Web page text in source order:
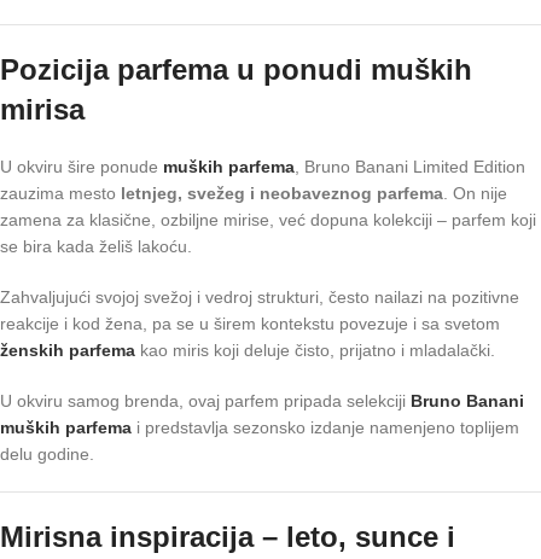
Pozicija parfema u ponudi muških
mirisa
U okviru šire ponude muških parfema , Bruno Banani Limited Edition
zauzima mesto letnjeg, svežeg i neobaveznog parfema . On nije
zamena za klasične, ozbiljne mirise, već dopuna kolekciji – parfem koji
se bira kada želiš lakoću.
Zahvaljujući svojoj svežoj i vedroj strukturi, često nailazi na pozitivne
reakcije i kod žena, pa se u širem kontekstu povezuje i sa svetom
ženskih parfema kao miris koji deluje čisto, prijatno i mladalački.
U okviru samog brenda, ovaj parfem pripada selekciji Bruno Banani
muških parfema i predstavlja sezonsko izdanje namenjeno toplijem
delu godine.
Mirisna inspiracija – leto, sunce i